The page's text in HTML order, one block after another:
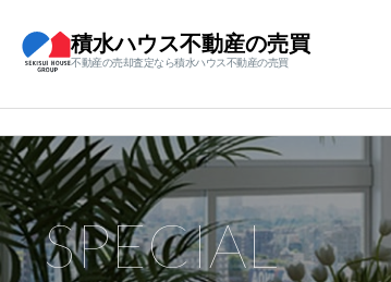
積水ハウス不動産の売買
不動産の売却査定なら積水ハウス不動産の売買
SPECIAL